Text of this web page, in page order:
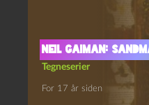
Neil Gaiman:
Tegneserier
For 17 år siden